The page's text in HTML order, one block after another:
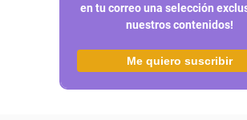
en tu correo una selección
nuestros contenidos!
Me quiero suscribir